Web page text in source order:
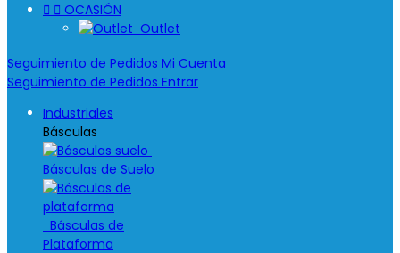
  OCASIÓN
Outlet
Seguimiento de Pedidos Mi Cuenta
Seguimiento de Pedidos Entrar
Industriales
Básculas
Básculas de Suelo
Básculas de
Plataforma